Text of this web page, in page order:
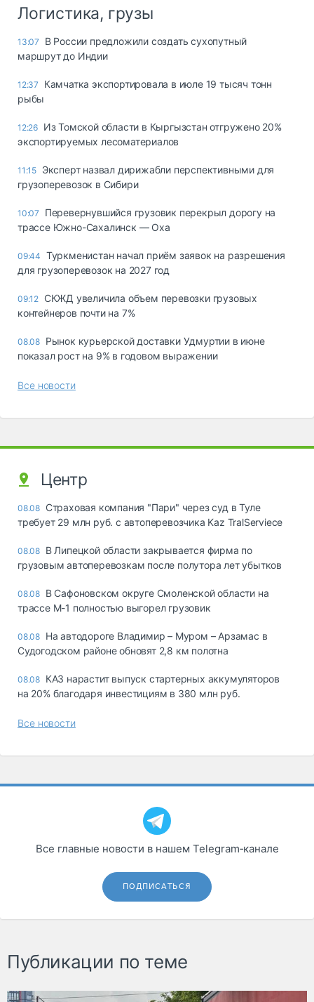
Логистика, грузы
13:07
В России предложили создать сухопутный
маршрут до Индии
12:37
Камчатка экспортировала в июле 19 тысяч тонн
рыбы
12:26 Из Томской области в Кыргызстан отгружено 20%
экспортируемых лесоматериалов
11:15 Эксперт назвал дирижабли перспективными для
грузоперевозок в Сибири
10:07
Перевернувшийся грузовик перекрыл дорогу на
трассе Южно-Сахалинск — Оха
09:44 Туркменистан начал приём заявок на разрешения
для грузоперевозок на 2027 год
09:12 СКЖД увеличила объем перевозки грузовых
контейнеров почти на 7%
08.08 Рынок курьерской доставки Удмуртии в июне
показал рост на 9% в годовом выражении
Все новости
Центр
08.08 Страховая компания "Пари" через суд в Туле
требует 29 млн руб. с автоперевозчика Kaz TralServiece
08.08 В Липецкой области закрывается фирма по
грузовым автоперевозкам после полутора лет убытков
08.08 В Сафоновском округе Смоленской области на
трассе М-1 полностью выгорел грузовик
08.08 На автодороге Владимир – Муром – Арзамас в
Судогодском районе обновят 2,8 км полотна
08.08 КАЗ нарастит выпуск стартерных аккумуляторов
на 20% благодаря инвестициям в 380 млн руб.
Все новости
Все главные новости в нашем Telegram‑канале
ПОДПИСАТЬСЯ
Публикации по теме